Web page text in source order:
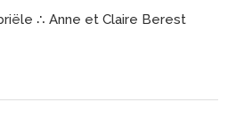
∴ Anne et Claire Berest